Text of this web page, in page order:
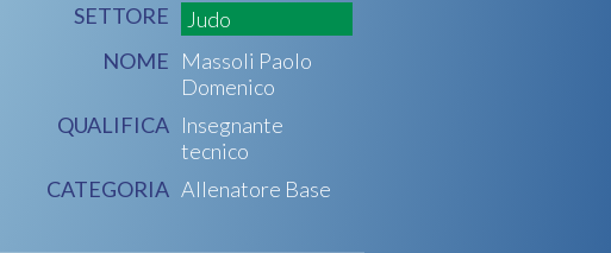
SETTORE
Judo
NOME Massoli Paolo
Domenico
QUALIFICA Insegnante
tecnico
CATEGORIA Allenatore Base